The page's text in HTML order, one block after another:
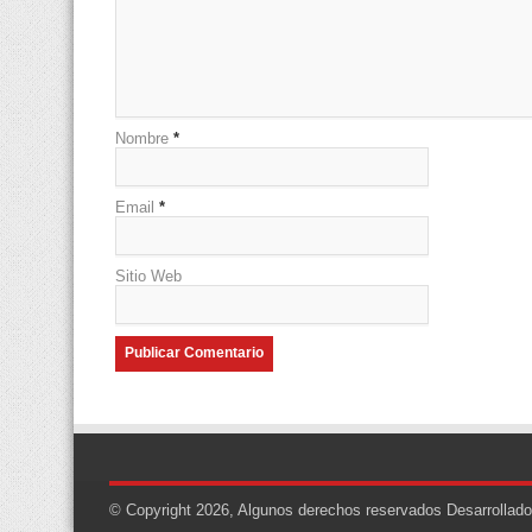
Nombre *
Email *
Sitio Web
© Copyright 2026, Algunos derechos reservados